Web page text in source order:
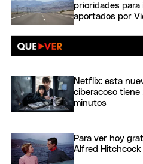
prioridades
aportados por
Netflix: esta
ciberacoso tiene
minutos
Para ver hoy
Alfred